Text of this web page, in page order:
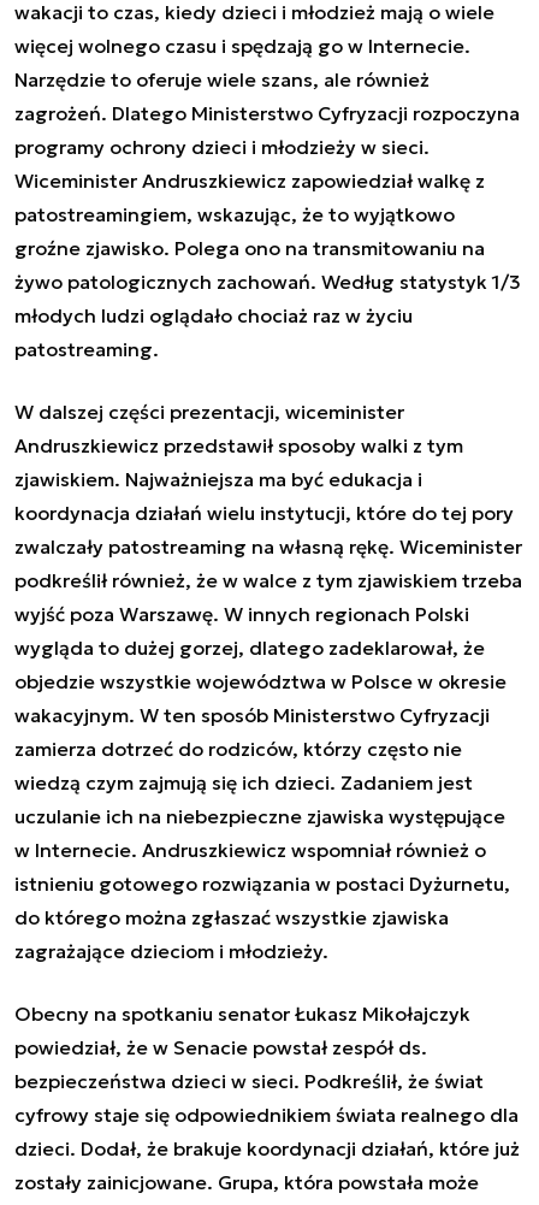
wakacji to czas, kiedy dzieci i młodzież mają o wiele
więcej wolnego czasu i spędzają go w Internecie.
Narzędzie to oferuje wiele szans, ale również
zagrożeń. Dlatego Ministerstwo Cyfryzacji rozpoczyna
programy ochrony dzieci i młodzieży w sieci.
Wiceminister Andruszkiewicz zapowiedział walkę z
patostreamingiem, wskazując, że to wyjątkowo
groźne zjawisko. Polega ono na transmitowaniu na
żywo patologicznych zachowań. Według statystyk 1/3
młodych ludzi oglądało chociaż raz w życiu
patostreaming.
W dalszej części prezentacji, wiceminister
Andruszkiewicz przedstawił sposoby walki z tym
zjawiskiem. Najważniejsza ma być edukacja i
koordynacja działań wielu instytucji, które do tej pory
zwalczały patostreaming na własną rękę. Wiceminister
podkreślił również, że w walce z tym zjawiskiem trzeba
wyjść poza Warszawę. W innych regionach Polski
wygląda to dużej gorzej, dlatego zadeklarował, że
objedzie wszystkie województwa w Polsce w okresie
wakacyjnym. W ten sposób Ministerstwo Cyfryzacji
zamierza dotrzeć do rodziców, którzy często nie
wiedzą czym zajmują się ich dzieci. Zadaniem jest
uczulanie ich na niebezpieczne zjawiska występujące
w Internecie. Andruszkiewicz wspomniał również o
istnieniu gotowego rozwiązania w postaci Dyżurnetu,
do którego można zgłaszać wszystkie zjawiska
zagrażające dzieciom i młodzieży.
Obecny na spotkaniu senator Łukasz Mikołajczyk
powiedział, że w Senacie powstał zespół ds.
bezpieczeństwa dzieci w sieci. Podkreślił, że świat
cyfrowy staje się odpowiednikiem świata realnego dla
dzieci. Dodał, że brakuje koordynacji działań, które już
zostały zainicjowane. Grupa, która powstała może